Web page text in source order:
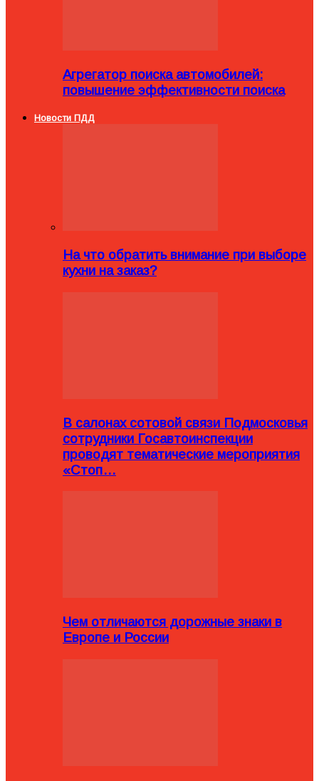
Агрегатор поиска автомобилей:
повышение эффективности поиска
Новости ПДД
На что обратить внимание при выборе
кухни на заказ?
В салонах сотовой связи Подмосковья
сотрудники Госавтоинспекции
проводят тематические мероприятия
«Стоп…
Чем отличаются дорожные знаки в
Европе и России